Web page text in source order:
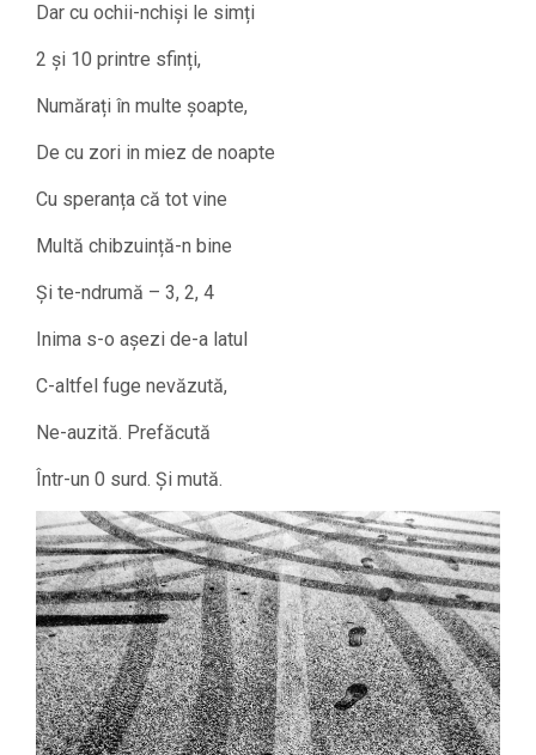
Dar cu ochii-nchiși le simți
2 și 10 printre sfinți,
Numărați în multe șoapte,
De cu zori in miez de noapte
Cu speranța că tot vine
Multă chibzuință-n bine
Și te-ndrumă – 3, 2, 4
Inima s-o așezi de-a latul
C-altfel fuge nevăzută,
Ne-auzită. Prefăcută
Într-un 0 surd. Și mută.